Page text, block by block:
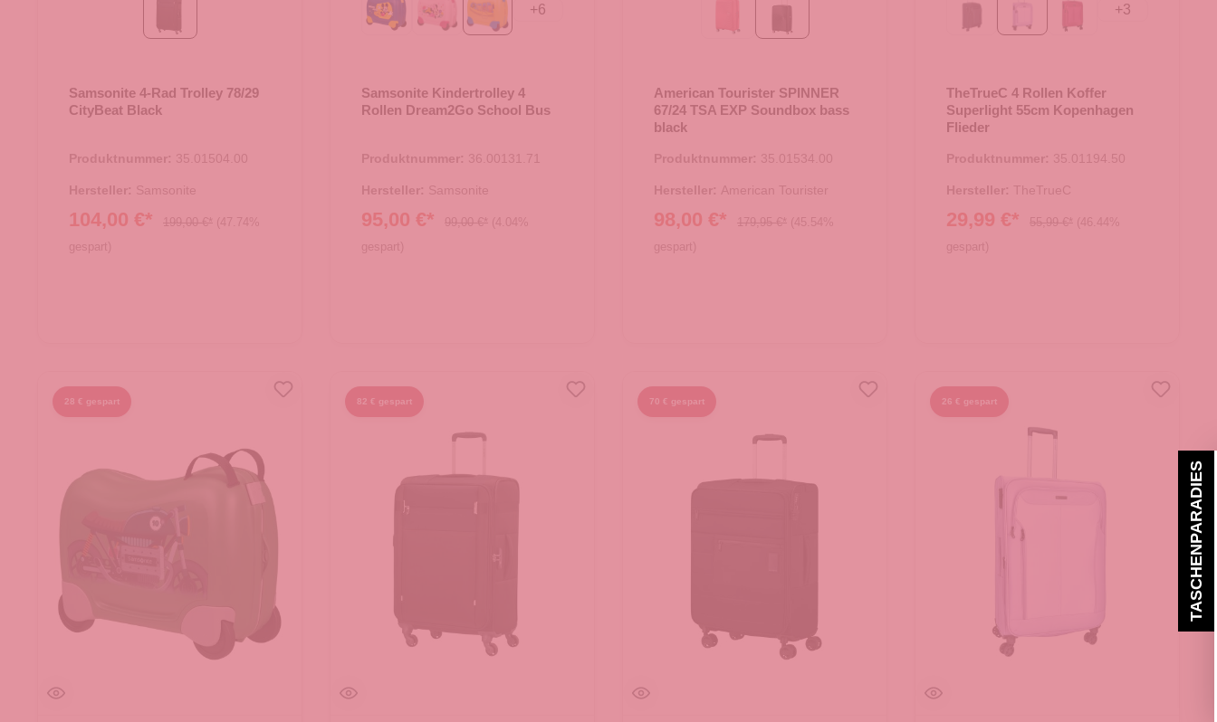
Samsonite 4-Rad Trolley 78/29
CityBeat Black
Produktnummer: 35.01504.00
Hersteller: Samsonite
104,00 €* 199,00 €* (47.74%
gespart)
Mickey HappyMinnie Flower Power
School Bus
+6
Samsonite Kindertrolley 4
Rollen Dream2Go School Bus
Produktnummer: 36.00131.71
Hersteller: Samsonite
95,00 €* 99,00 €* (4.04%
gespart)
American Tourister SPINNER
67/24 TSA EXP Soundbox bass
black
Produktnummer: 35.01534.00
Hersteller: American Tourister
98,00 €* 179,95 €* (45.54%
gespart)
+3
TheTrueC 4 Rollen Koffer
Superlight 55cm Kopenhagen
Flieder
Produktnummer: 35.01194.50
Hersteller: TheTrueC
29,99 €* 55,99 €* (46.44%
gespart)
28 € gespart 82 € gespart 70 € gespart 26 € gespart
TASCHENPARADIES